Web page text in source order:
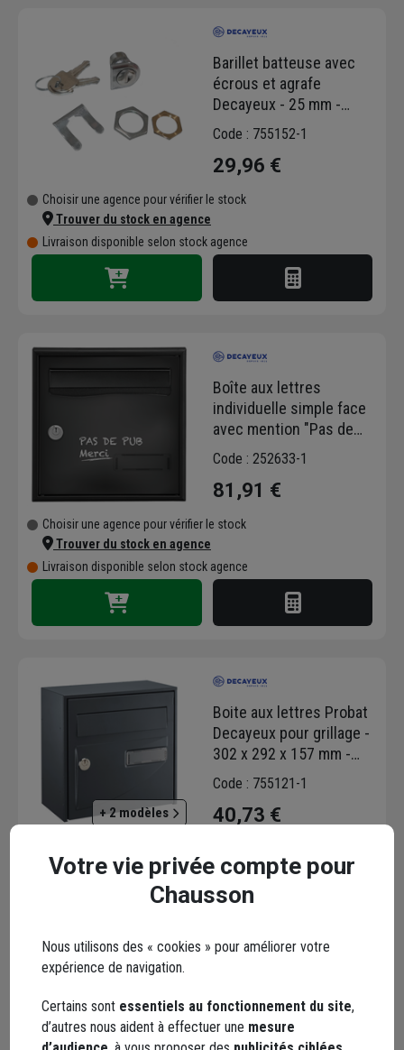
Barillet batteuse avec
écrous et agrafe
Decayeux - 25 mm -
Boites aux lettres
Code : 755152-1
29,96 €
Choisir une agence pour vérifier le stock
Trouver du stock en agence
Livraison disponible selon stock agence
Boîte aux lettres
individuelle simple face
avec mention "Pas de
pub" - Loft Decayeux -
P.390,0 MM
Code : 252633-1
81,91 €
Choisir une agence pour vérifier le stock
Trouver du stock en agence
Livraison disponible selon stock agence
+ 2 modèles
Boite aux lettres Probat
Decayeux pour grillage -
302 x 292 x 157 mm -
Acier zingué - Gris
Code : 755121-1
40,73 €
Trouver du stock en agence
Livraison disponible selon stock agence
Boite aux lettres
Votre vie privée compte pour
Chausson
Nous utilisons des « cookies » pour améliorer votre
expérience de navigation.
Certains sont essentiels au fonctionnement du site,
d’autres nous aident à effectuer une mesure